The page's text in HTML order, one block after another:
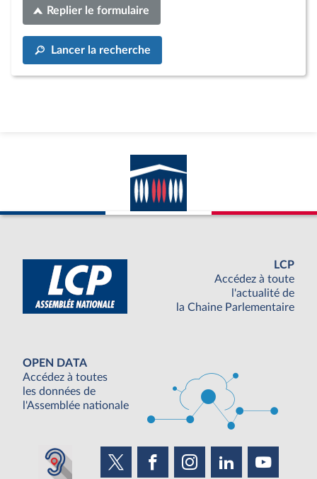
Replier le formulaire
Lancer la recherche
LCP
Accédez à toute
l'actualité de
la Chaine Parlementaire
OPEN DATA
Accédez à toutes
les données de
l'Assemblée nationale